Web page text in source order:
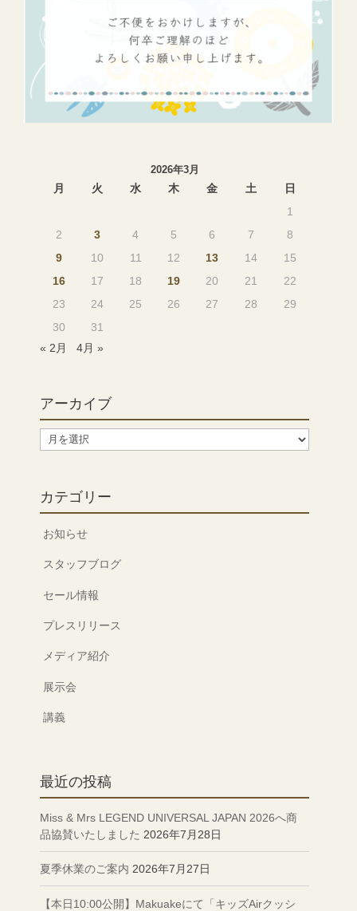
2026年3月
月 火 水 木 金 土
日
1
2
3 4 5 6 7
8
9
10 11 12 13 14
15
16
17 18 19 20 21
22
23
24 25 26 27 28
29
30
31
« 2月
4月 »
アーカイブ
ー
イ
ブ
カテゴリー
お知らせ
スタッフブログ
セール情報
プレスリリース
メディア紹介
展示会
講義
最近の投稿
Miss & Mrs LEGEND UNIVERSAL JAPAN 2026へ商
品協賛いたしました 2026年7月28日
夏季休業のご案内 2026年7月27日
【本日10:00公開】Makuakeにて「キッズAirクッシ